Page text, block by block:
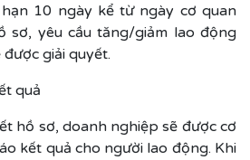
10 ngày kể từ ngày cơ quan
sơ, yêu cầu tăng/giảm lao động
giải quyết.
quả
hồ sơ, doanh nghiệp sẽ được cơ
kết quả cho người lao động. Khi